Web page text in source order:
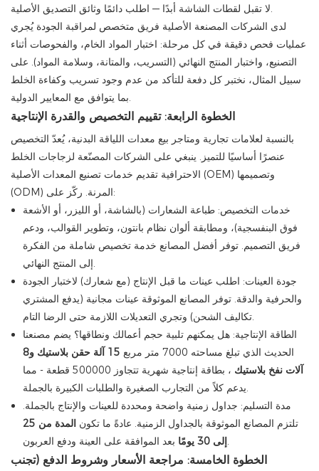
لا تقبل لقطات الشاشة أبدًا — اطلب دائمًا وثائق التصديق الأصلية.
لدى الشركات المصنعة الأصلية فريق متخصص لمراقبة الجودة يُجري
عمليات فحص دقيقة في كل مرحلة: اختبار المواد الخام، والفحوصات أثناء
التصنيع، واختبار المنتج النهائي (التسريب، والمتانة، وسلامة المواد). على
سبيل المثال، نختبر كل دفعة للتأكد من عدم وجود تسريب وكفاءة الخلط
بما يتوافق مع المعايير الدولية.
الخطوة الرابعة: تقييم التخصيص والقدرة الإنتاجية
بالنسبة لعلامات تجارية ومتاجر بيع معدات اللياقة البدنية، يُعدّ التخصيص
عنصرًا أساسيًا للتميز. ينبغي على الشركات المصنّعة لزجاجات الخلط
الاحترافية تقديم خدمات تصنيع المعدات الأصلية (OEM) وتصميمها
(ODM) المرنة. ركّز على:
خدمات التخصيص: طباعة الشعارات (بالشاشة، أو الليزر، أو الأشعة
فوق البنفسجية)، ومطابقة ألوان نظام بانتون، وتطوير القوالب، ودعم
فريق التصميم. توفر أفضل المصانع خدمة تخصيص شاملة من الفكرة
إلى المنتج النهائي.
جودة العينات: اطلب عينات ما قبل الإنتاج (مع شعارك) لاختبار الجودة
والحرفية والدقة. توفر المصانع الموثوقة عينات مجانية (يدفع المشتري
تكاليف الشحن) وتجري التعديلات اللازمة حتى الرضا التام.
الطاقة الإنتاجية: هل يمكنهم تلبية حجم أعمالك ونطاقها؟ يضم مصنعنا
الحديث الذي تبلغ مساحته 7000 متر مربع
15 آلة حقن بلاستيك و8
آلات نفخ بلاستيك
، بطاقة إنتاجية شهرية تتجاوز 500000 قطعة - مما
يدعم كلاً من التجارب الصغيرة والطلبات الكبيرة بالجملة.
مدة التسليم: جداول زمنية واضحة ومحددة للعينات والإنتاج بالجملة.
تلتزم المصانع الموثوقة بالجداول الزمنية. عادةً ما تكون
المدة من 25
إلى 30 يومًابعد الموافقة على العينة ودفع العربون.
الخطوة الخامسة: مراجعة الأسعار وشروط الدفع (تجنب